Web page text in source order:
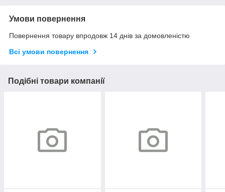
Умови повернення
Повернення товару впродовж 14 днів за домовленістю
Всі умови повернення
Подібні товари компанії